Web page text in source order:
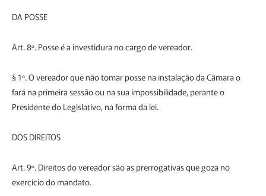
DA POSSE
Art. 8º. Posse é a investidura no cargo de vereador.
§ 1º. O vereador que não tomar posse na instalação da Câmara o
fará na primeira sessão ou na sua impossibilidade, perante o
Presidente do Legislativo, na forma da lei.
DOS DIREITOS
Art. 9º. Direitos do vereador são as prerrogativas que goza no
exercício do mandato.